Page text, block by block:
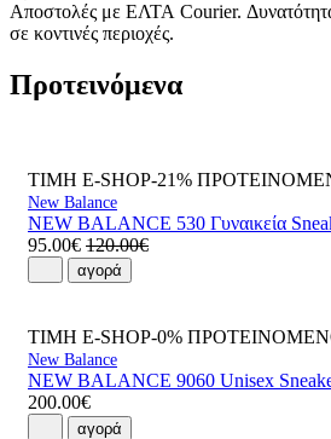
Αποστολές με ΕΛΤΑ Courier.
σε κοντινές περιοχές.
Προτεινόμενα
ΤΙΜΗ E-SHOP-21%
New Balance
NEW BALANCE 530 Γυναικεία
95.00€ 120.00€
αγορά
ΤΙΜΗ E-SHOP-0%
New Balance
NEW BALANCE 9060 Unisex
200.00€
αγορά